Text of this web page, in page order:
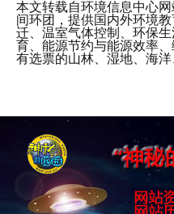
本文转载自环境信息中心
间环团，提供国内外环境
迁、温室气体控制、环保
育、能源节约与能源效率
有选票的山林、湿地、海